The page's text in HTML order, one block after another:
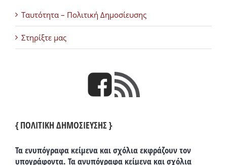
Ταυτότητα – Πολιτική Δημοσίευσης
Στηρίξτε μας
{ ΠΟΛΙΤΙΚΗ ΔΗΜΟΣΙΕΥΣΗΣ }
Τα ενυπόγραφα κείμενα και σχόλια εκφράζουν τον
υπογράφοντα. Τα ανυπόγραφα κείμενα και σχόλια